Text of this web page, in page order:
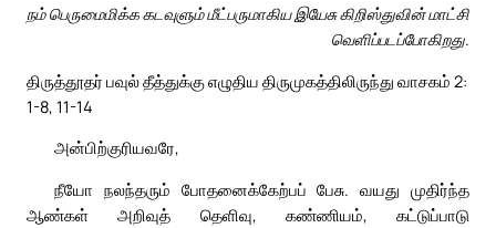
நம் பெருமைமிக்க கடவுளும் மீட்பருமாகிய இயேசு கிறிஸ்துவின் மாட்சி
வெளிப்படப்போகிறது.
திருத்தூதர் பவுல் தீத்துக்கு எழுதிய திருமுகத்திலிருந்து வாசகம் 2:
1-8, 11-14
அன்பிற்குரியவரே,
நீயோ நலந்தரும் போதனைக்கேற்பப் பேசு. வயது முதிர்ந்த
ஆண்கள் அறிவுத் தெளிவு, கண்ணியம், கட்டுப்பாடு